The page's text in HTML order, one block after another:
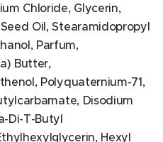
Chloride, Glycerin,
Oil, Stearamidopropyl
Parfum,
Butter,
Polyquaternium-71,
Disodium
Di-T-Butyl
Hexyl